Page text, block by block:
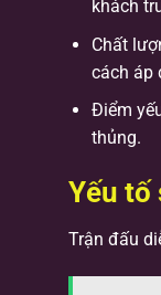
khách
Chất
cách áp
Điểm
thủng.
Yếu tố
Trận đấu